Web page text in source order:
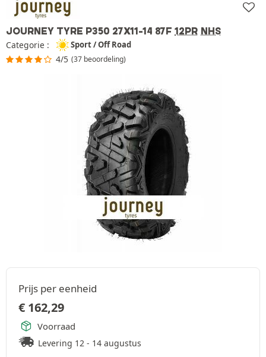
JOURNEY TYRE P350 27X11-14 87F 12PR NHS
Categorie : Sport / Off Road
4/5 (37 beoordeling)
Prijs per eenheid
€ 162,29
Voorraad
Levering 12 - 14 augustus